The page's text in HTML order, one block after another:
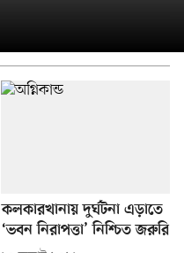
কলকারখানায় দুর্ঘটনা এড়াতে
‘ভবন নিরাপত্তা’ নিশ্চিত জরুরি